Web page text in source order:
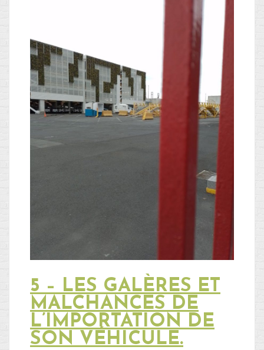
5 – LES GALÈRES ET
MALCHANCES DE
L’IMPORTATION DE
SON VÉHICULE.